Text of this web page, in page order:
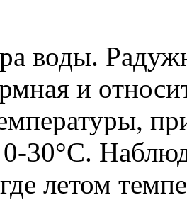
воды.
и
30°С.
летом